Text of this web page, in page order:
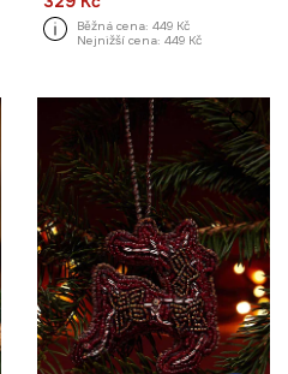
Běžná cena: 449 Kč
Nejnižší cena: 449 Kč